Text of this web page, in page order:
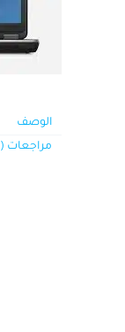
الوصف
مراجعات (0)